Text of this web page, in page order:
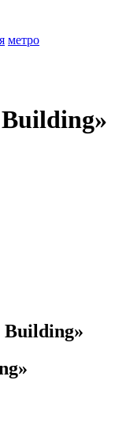
метро
Building»